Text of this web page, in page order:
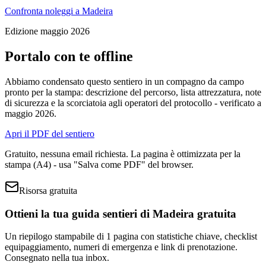
Confronta noleggi a Madeira
Edizione maggio 2026
Portalo con te offline
Abbiamo condensato questo sentiero in un compagno da campo
pronto per la stampa: descrizione del percorso, lista attrezzatura, note
di sicurezza e la scorciatoia agli operatori del protocollo - verificato a
maggio 2026.
Apri il PDF del sentiero
Gratuito, nessuna email richiesta. La pagina è ottimizzata per la
stampa (A4) - usa "Salva come PDF" del browser.
Risorsa gratuita
Ottieni la tua guida sentieri di Madeira gratuita
Un riepilogo stampabile di 1 pagina con statistiche chiave, checklist
equipaggiamento, numeri di emergenza e link di prenotazione.
Consegnato nella tua inbox.